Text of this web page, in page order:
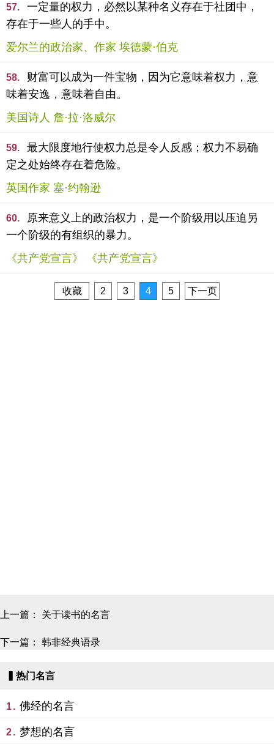
57.
一定量的权力，必然以某种名义存在于社团中，
存在于一些人的手中。
爱尔兰的政治家、作家 埃德蒙·伯克
58.
财富可以成为一件宝物，因为它意味着权力，意
味着安逸，意味着自由。
美国诗人 詹·拉·洛威尔
59.
最大限度地行使权力总是令人反感；权力不易确
定之处始终存在着危险。
英国作家 塞·约翰逊
60.
原来意义上的政治权力，是一个阶级用以压迫另
一个阶级的有组织的暴力。
《共产党宣言》 《共产党宣言》
收藏 2 3 4 5 下一页
上一篇： 关于读书的名言
下一篇： 韩非经典语录
▍热门名言
1. 佛经的名言
2. 梦想的名言